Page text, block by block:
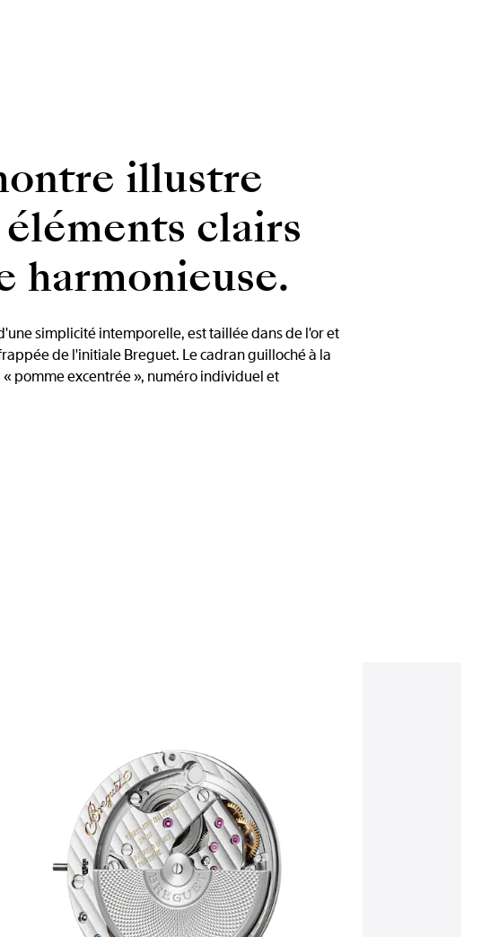
illustre
clairs
harmonieuse.
simplicité intemporelle, est taillée dans de l'or et
de l'initiale Breguet. Le cadran guilloché à la
pomme excentrée », numéro individuel et